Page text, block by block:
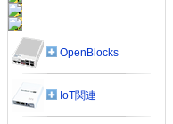
OpenBlocks
IoT関連